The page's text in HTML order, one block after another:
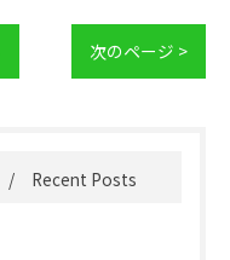
次のページ >
Recent Posts